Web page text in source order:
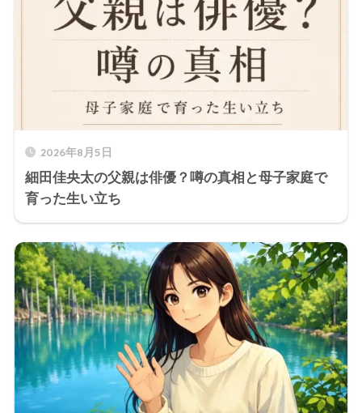
2026年8月5日
細田佳央太の父親は俳優？噂の真相と母子家庭で
育った生い立ち